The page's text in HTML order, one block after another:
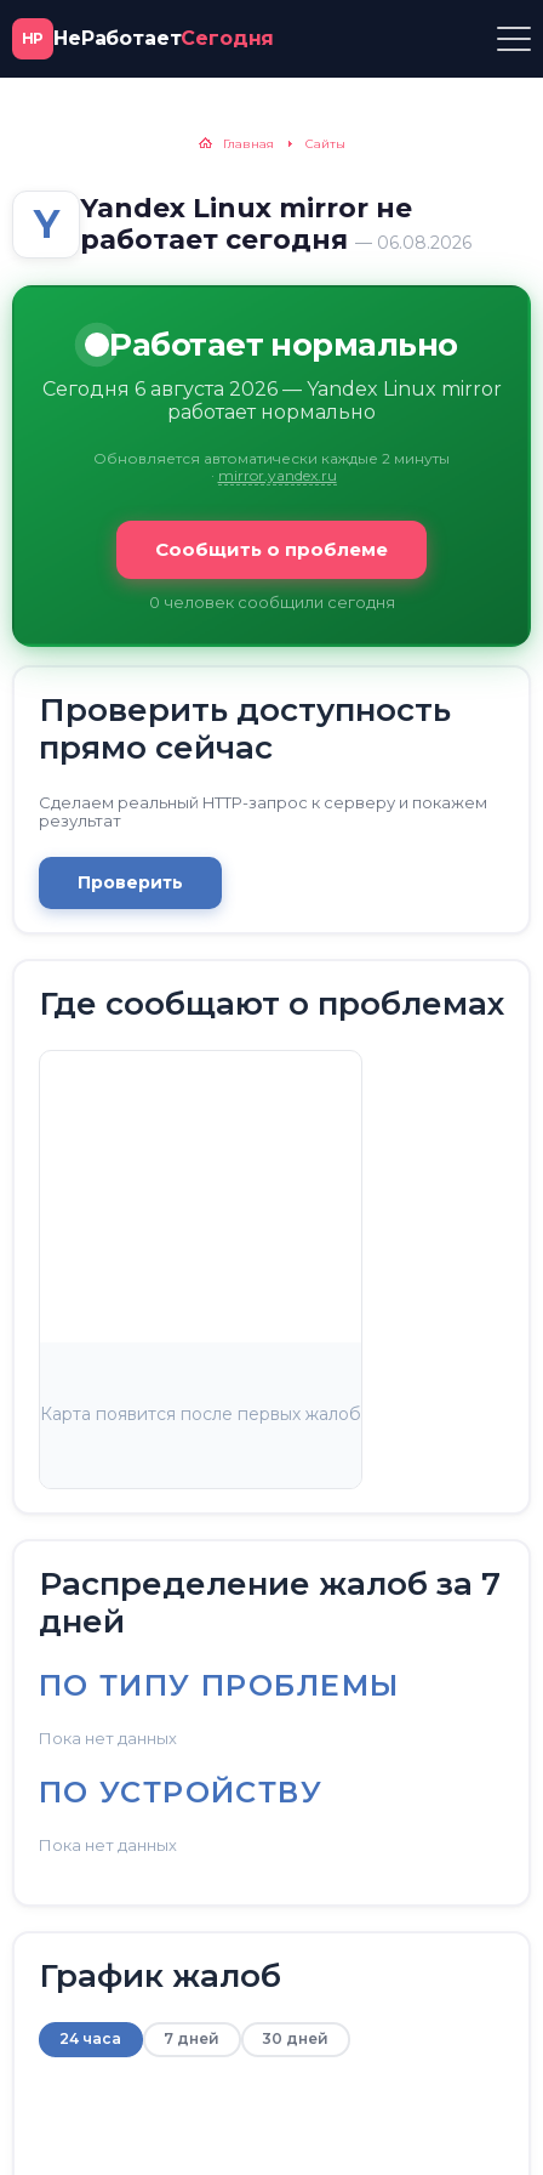
НР НеРаботаетСегодня
Главная Сайты
Y
Yandex Linux mirror не
работает сегодня — 06.08.2026
Работает нормально
Сегодня 6 августа 2026 — Yandex Linux mirror
работает нормально
Обновляется автоматически каждые 2 минуты
· mirror.yandex.ru
Сообщить о проблеме
0 человек сообщили сегодня
Проверить доступность
прямо сейчас
Сделаем реальный HTTP-запрос к серверу и покажем
результат
Проверить
Где сообщают о проблемах
Карта появится после первых жалоб
Распределение жалоб за 7
дней
ПО ТИПУ ПРОБЛЕМЫ
Пока нет данных
ПО УСТРОЙСТВУ
Пока нет данных
График жалоб
24 часа 7 дней 30 дней